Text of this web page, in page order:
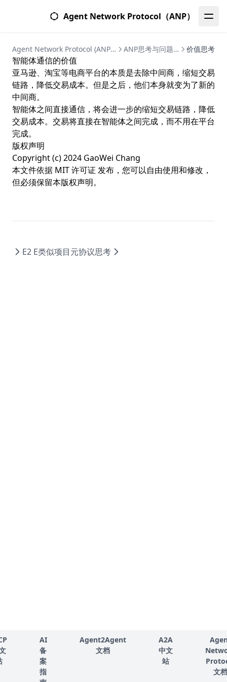
Agent Network Protocol（ANP）
Agent Network Protocol (ANP) | Complete Guide to Agent Network Protocol ANP思考与问题 | 智能体网络协议深度研究 价值思考
智能体通信的价值
亚马逊、淘宝等电商平台的本质是去除中间商，缩短交易
链路，降低交易成本。但是之后，他们本身就变为了新的
中间商。
智能体之间直接通信，将会进一步的缩短交易链路，降低
交易成本。交易将直接在智能体之间完成，而不用在平台
完成。
版权声明
Copyright (c) 2024 GaoWei Chang
本文件依据 MIT 许可证 发布，您可以自由使用和修改，
但必须保留本版权声明。
E2 E类似项目元协议思考
AI
备
案
指
Agent2Agent
文档
A2A
中文
站
文档